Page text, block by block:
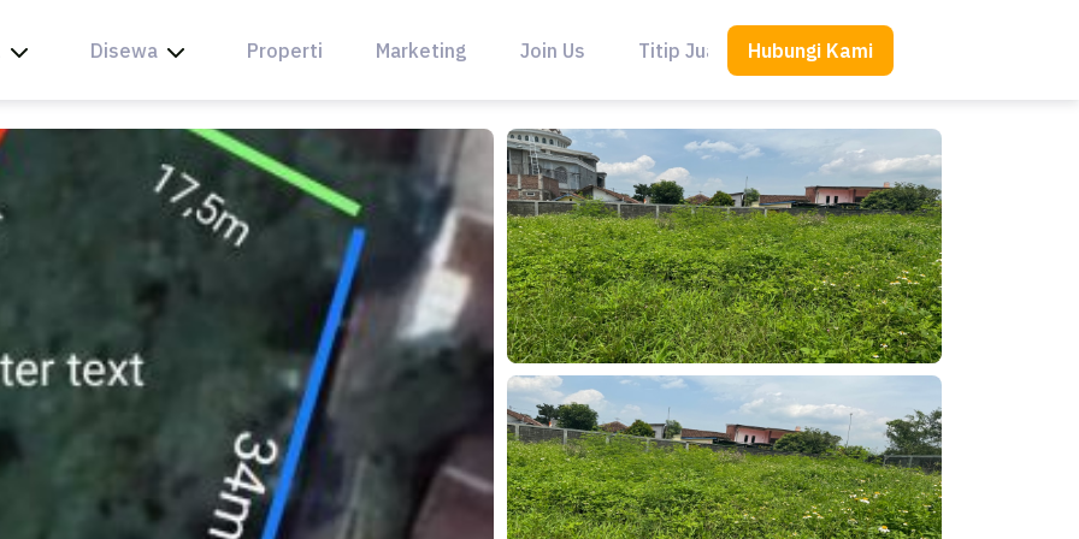
Disewa Properti Marketing Join Us Titip Jual Hubungi Kami